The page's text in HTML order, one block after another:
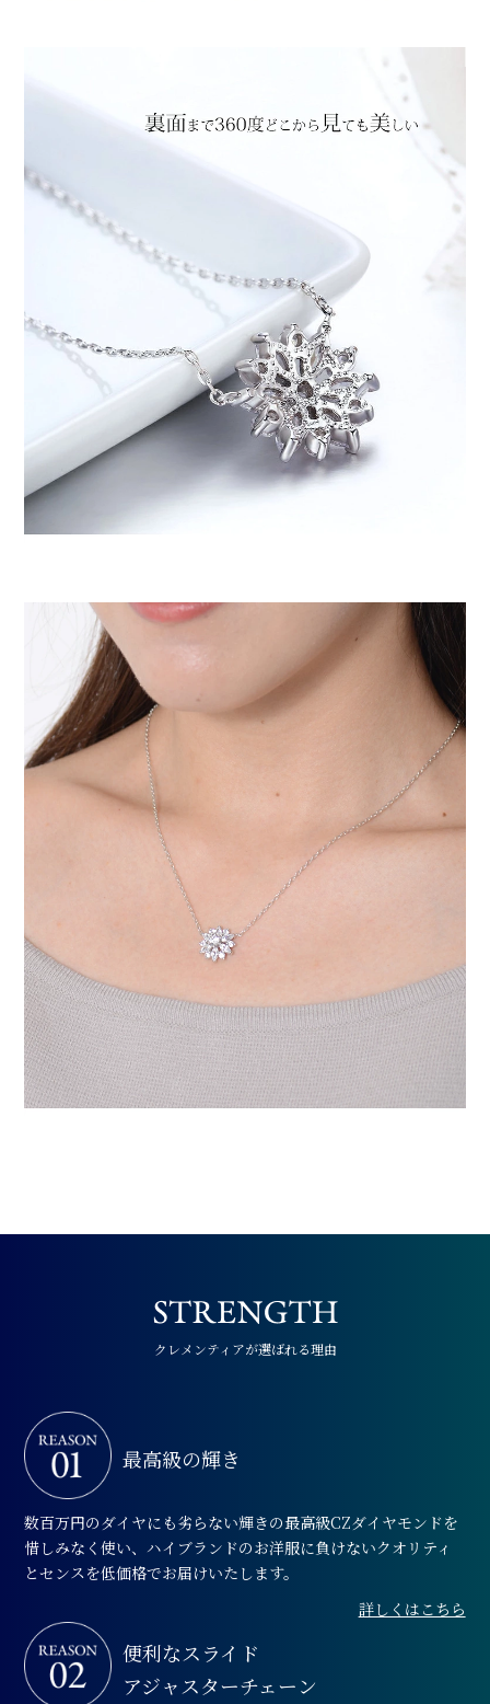
クレメンティアが選ばれる理由
最高級の輝き
数百万円のダイヤにも劣らない輝きの最高級CZダイヤモンドを
惜しみなく使い、ハイブランドのお洋服に負けないクオリティ
とセンスを低価格でお届けいたします。
詳しくはこちら
便利なスライド
アジャスターチェーン